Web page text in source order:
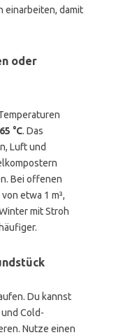
einarbeiten, damit
oder
°C. Das
Luft und
Bei offenen
etwa 1 m³,
mit Stroh
Du kannst
Cold-
Nutze einen